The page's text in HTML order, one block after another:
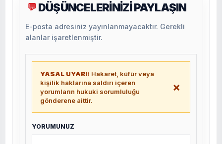
💬 DÜŞÜNCELERİNİZİ PAYLAŞIN
E-posta adresiniz yayınlanmayacaktır. Gerekli
alanlar işaretlenmiştir.
YASAL UYARI: Hakaret, küfür veya
kişilik haklarına saldırı içeren
yorumların hukuki sorumluluğu
gönderene aittir.
×
YORUMUNUZ